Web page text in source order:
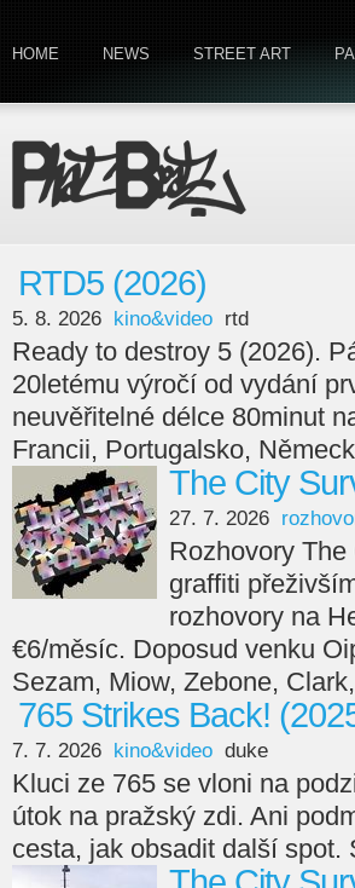
HOME NEWS STREET ART
RTD5 (2026)
5. 8. 2026 kino&video rtd
Ready to destroy 5 (2026).
20letému výročí od vydání
neuvěřitelné délce 80minut
Francii, Portugalsko,
The City
27. 7. 2026
Rozhovory
graffiti
rozhovory na
€6/měsíc. Doposud venku
Sezam, Miow, Zebone,
765 Strikes Back!
7. 7. 2026 kino&video duke
Kluci ze 765 se vloni na
útok na pražský zdi. Ani
cesta, jak obsadit další